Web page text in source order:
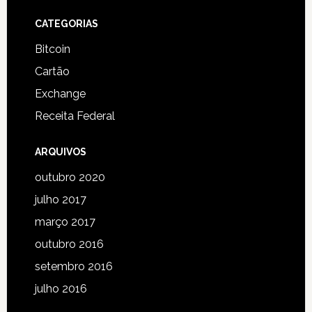
CATEGORIAS
Bitcoin
Cartão
Exchange
Receita Federal
ARQUIVOS
outubro 2020
julho 2017
março 2017
outubro 2016
setembro 2016
julho 2016